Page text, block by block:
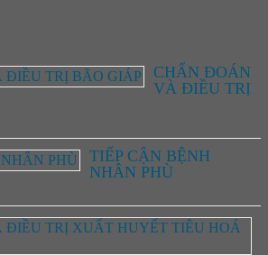
CHẨN ĐOÁN
VÀ ĐIỀU TRỊ
TIẾP CẬN BỆNH
NHÂN PHÙ